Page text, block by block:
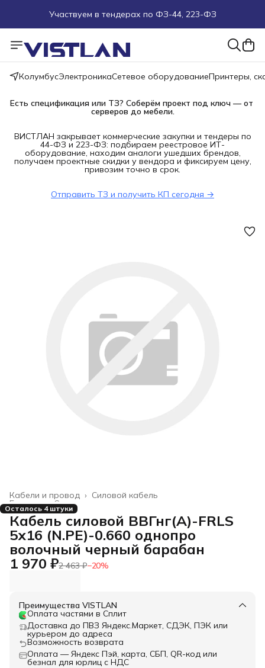
Пуско-наладочные работы
КолумбусЭлектроникаСетевое оборудованиеПринтеры,
Есть спецификация или ТЗ? Соберём проект под ключ — от
серверов до мебели.
ВИСТЛАН закрывает коммерческие закупки и тендеры по
44-ФЗ и 223-ФЗ: подбираем реестровое ИТ-
оборудование, находим аналоги ушедших брендов,
получаем проектные скидки у вендора и фиксируем цену,
привозим точно в срок.
Отправить ТЗ и получить КП сегодня →
Силовой кабель
Кабели и провод ›
Строительство и ремонт
Главная ›
Осталось 4 штуки
Кабель силовой ВВГнг(А)-FRLS
5х16 (N.PE)-0.660 однопро
волочный черный барабан
1 970 ₽2 463 ₽−20%
Преимущества VISTLAN
Оплата частями в Сплит
Доставка до ПВЗ Яндекс.Маркет, СДЭК, ПЭК или
курьером до адреса
Возможность возврата
Оплата — Яндекс Пэй, карта, СБП, QR-код или
безнал для юрлиц с НДС